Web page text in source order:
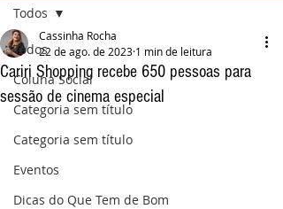
Todos
Coluna Social
Categoria sem título
Categoria sem título
Eventos
Dicas do Que Tem de Bom
Todos
Cariri Shopping recebe 650 pessoas para
sessão de cinema especial
Cassinha Rocha
22 de ago. de 2023 1 min de leitura